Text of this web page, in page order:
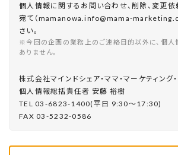
個人情報に関するお問い合わせ、削除、変更依
宛て（mamanowa.info@mama-
さい。
※今回の企画の業務上のご連絡目的以外に、個人
ありません。
株式会社マインドシェア・ママ・マーケティング
個⼈情報総括責任者 安藤 裕樹
TEL 03-6823-1400(平⽇ 9:30〜17:30)
FAX 03-5232-0586